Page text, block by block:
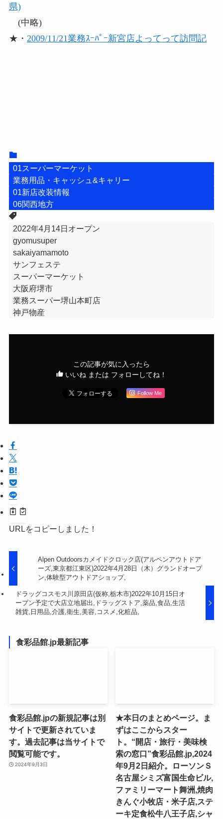
県)
(中略)
★・ 2009/11/21業務ｽｰﾊﾟｰ新宮店よってって訪問記
01スーパーマーケット
業務用品・キャッシュ&キャリー
01新店改装情報
06関西地方
2022年4月14日オープン
gyomusuper
sakaiyamamoto
サンフェステ
スーパーマーケット
大阪府堺市
業務スーパー堺山本町店
神戸物産
この記事が気に入ったら
いいね または フォローしてね！
Follow Me
URLをコピーしました！
Alpen Outdoorsカメイドクロック店(アルペンアウトドア
ーズ,東京都江東区)2022年4月28日（木）グランドオープ
ン,体験型アウトドアショップ,
ドラッグコスモス川原田店(仮称,栃木市)2022年10月15日オ
ープン予定で大店立地届出,ドラッグストア,薬品,食品,生活
雑貨,日用品,介護,衛生,美容,コスメ,化粧品,
食彩品館.jp最新記事
食彩品館.jpの新規記事は別
サイトで更新されていま
す。過去記事は当サイトで
閲覧可能です。
2024年9月3日
★本日のまとめページ。ま
ずはここからスター
ト。“開店・旅行・美味検
索の窓口”食彩品館.jp,2024
年9月2日紹介。ローソンＳ
名古屋シミズ富国生命ビル,
ファミリーマート舞洲,焼肉
きんぐ小牧店・米子店,ステ
ーキ定食松牛八王子店,シャ